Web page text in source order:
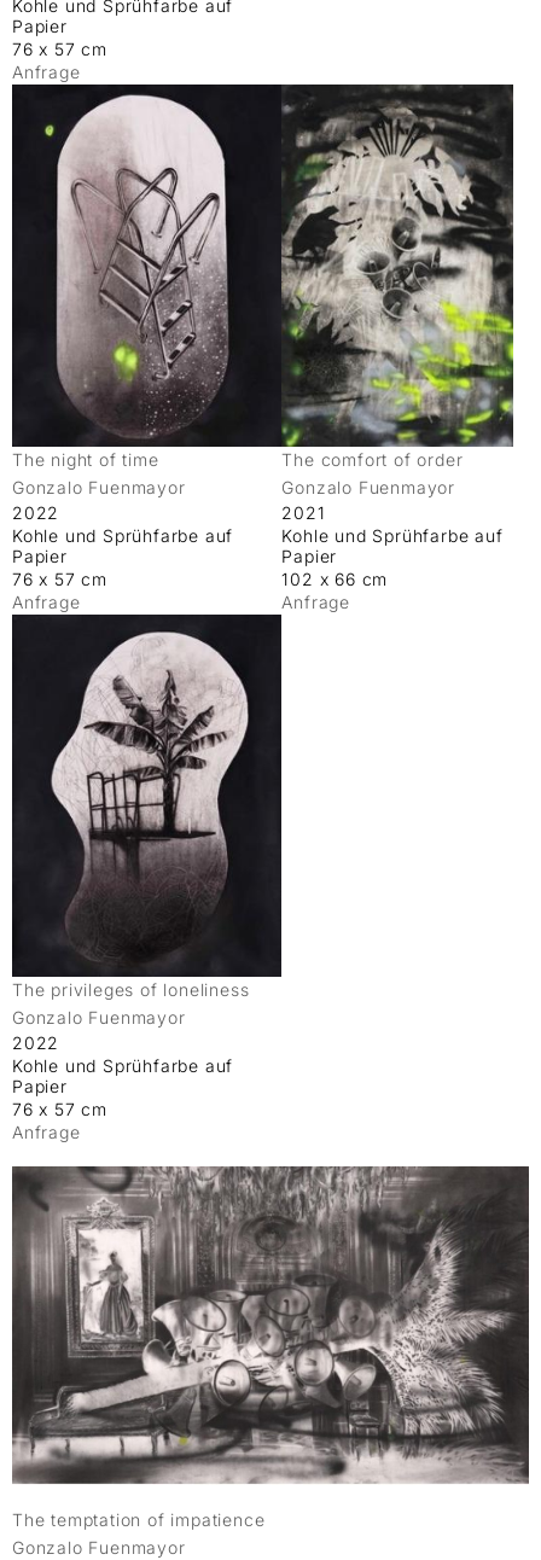
Kohle und Sprühfarbe auf
Papier
76 x 57 cm
Anfrage
The night of time
Gonzalo Fuenmayor
2022
Kohle und Sprühfarbe auf
Papier
76 x 57 cm
Anfrage
The comfort of order
Gonzalo Fuenmayor
2021
Kohle und Sprühfarbe auf
Papier
102 x 66 cm
Anfrage
The privileges of loneliness
Gonzalo Fuenmayor
2022
Kohle und Sprühfarbe auf
Papier
76 x 57 cm
Anfrage
The temptation of impatience
Gonzalo Fuenmayor